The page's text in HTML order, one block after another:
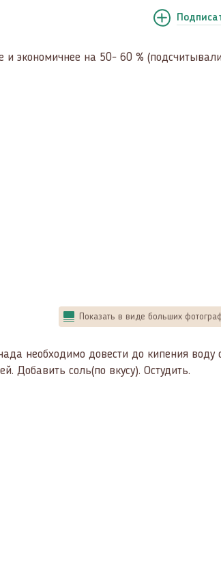
и экономичнее на 50- 60 %
Показать в виде больших
необходимо довести до кипения воду
Добавить соль(по вкусу). Остудить.